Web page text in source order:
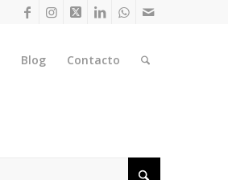
Blog Contacto